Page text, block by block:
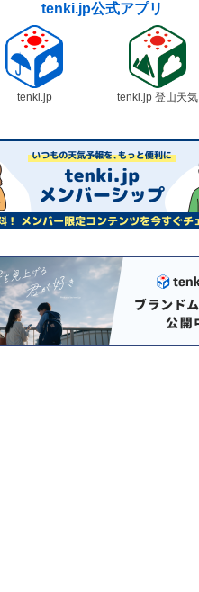
tenki.jp公式アプリ
tenki.jp tenki.jp 登山天気